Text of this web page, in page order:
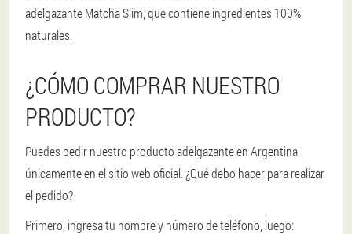
adelgazante Matcha Slim, que contiene ingredientes 100%
naturales.
¿CÓMO COMPRAR NUESTRO
PRODUCTO?
Puedes pedir nuestro producto adelgazante en Argentina
únicamente en el sitio web oficial. ¿Qué debo hacer para realizar
el pedido?
Primero, ingresa tu nombre y número de teléfono, luego: